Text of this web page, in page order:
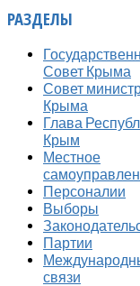
РАЗДЕЛЫ
Совет Крыма
Совет
Крыма
Глава
Крым
Местное
Персоналии
Выборы
Партии
связи